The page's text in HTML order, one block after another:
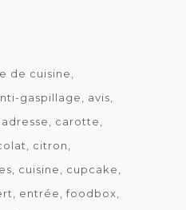
de cuisine
gaspillage
avis
carotte
citron
cuisine
cupcake
entrée
foodbox